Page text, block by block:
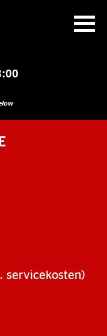
servicekosten)